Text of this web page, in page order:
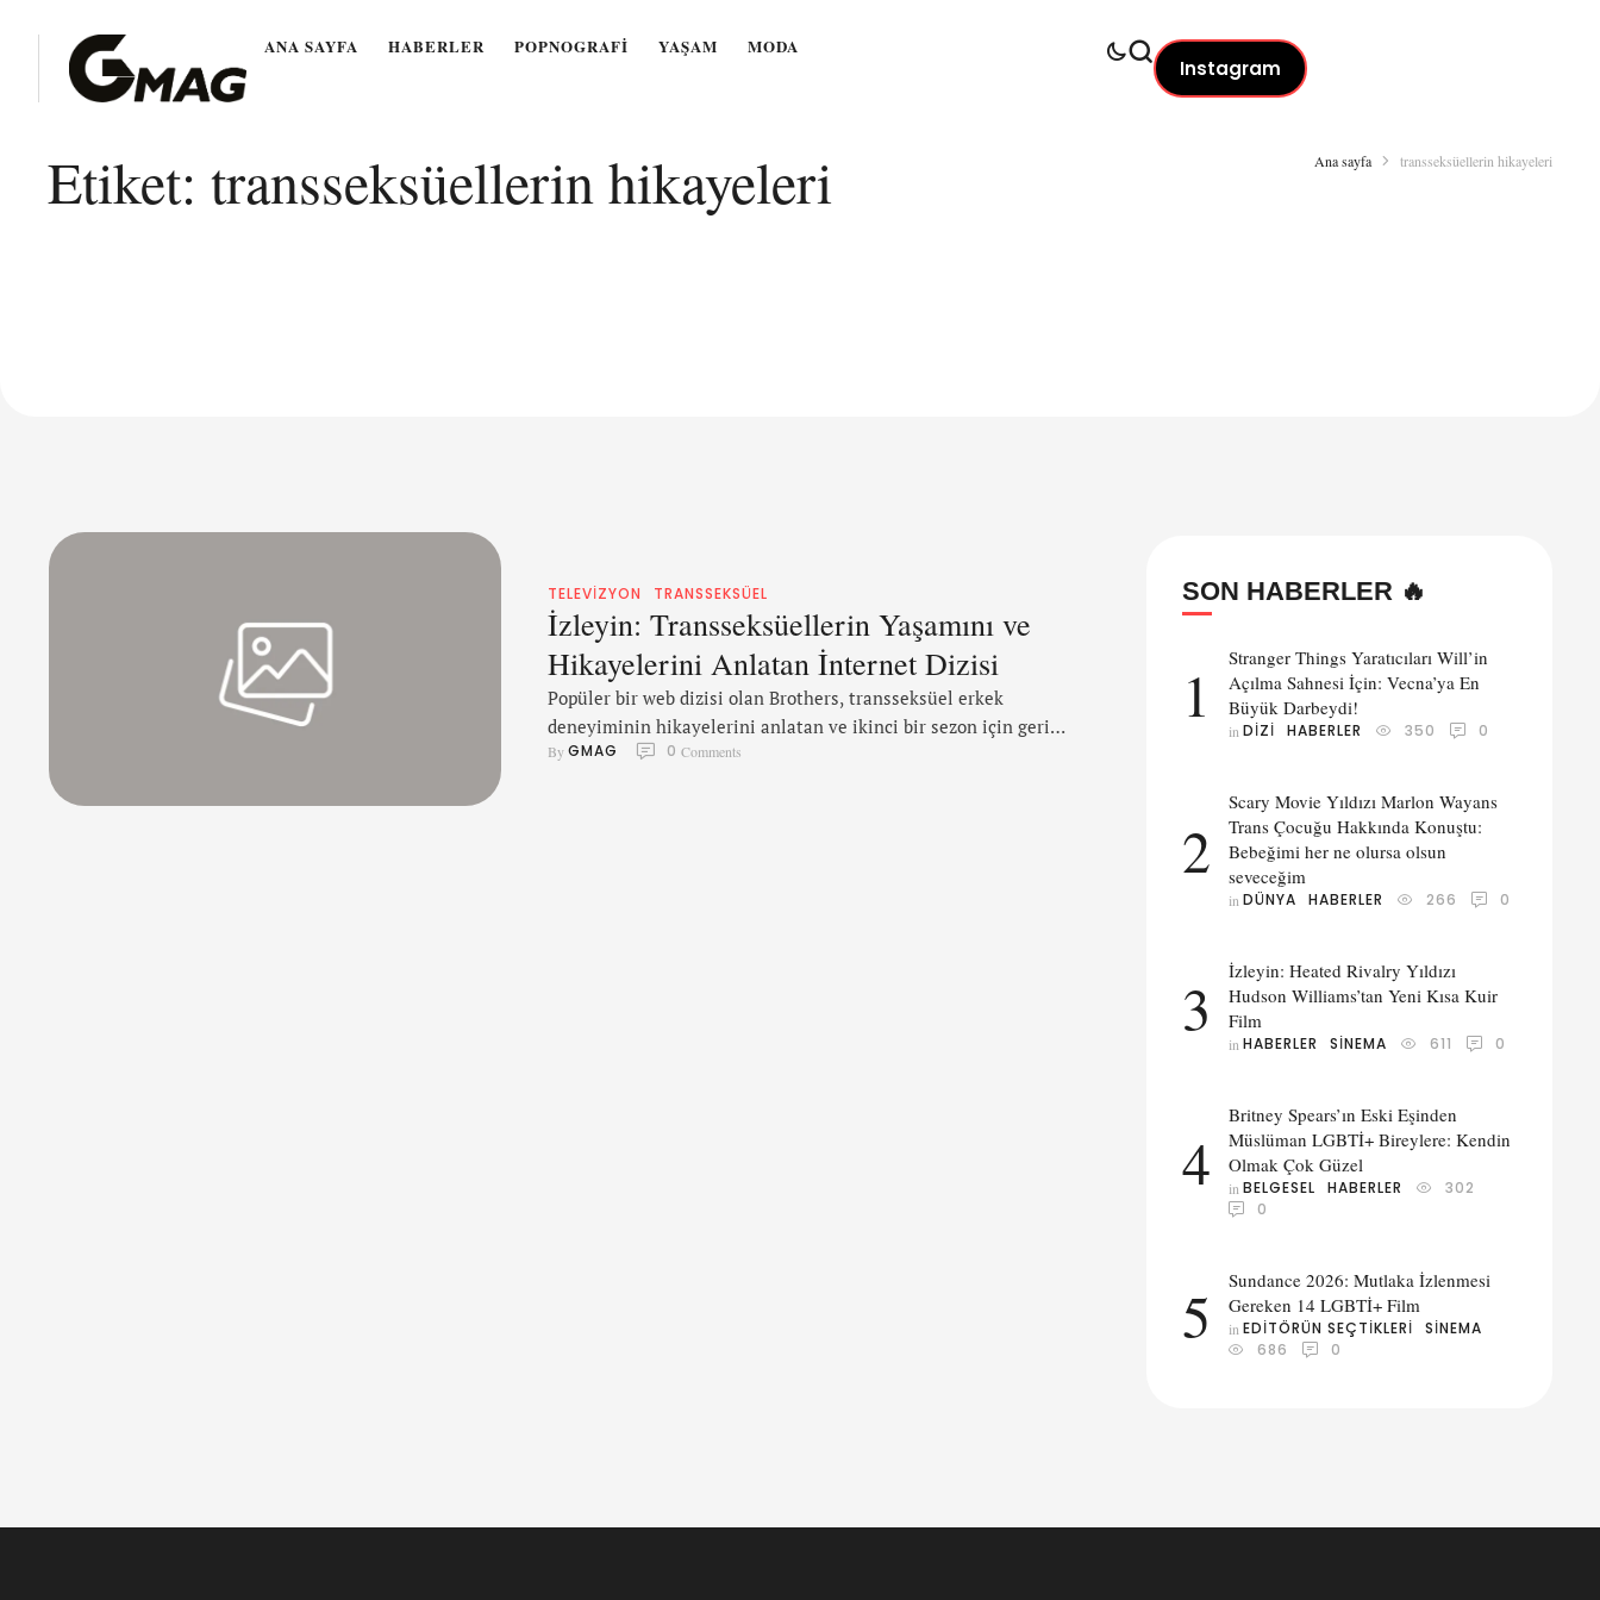
ANA SAYFA HABERLER POPNOGRAFI YAŞAM MODA
Instagram
Etiket: transseksüellerin hikayeleri Ana sayfa transseksüellerin hikayeleri
TELEVIZYON TRANSSEKSÜEL
İzleyin: Transseksüellerin Yaşamını ve
Hikayelerini Anlatan İnternet Dizisi
Popüler bir web dizisi olan Brothers, transseksüel erkek
deneyiminin hikayelerini anlatan ve ikinci bir sezon için geri
dönen türünün tek projelerinden biridir. Brothers'ın yaratıcısı ve
By GMAG 0 Comments
SON HABERLER 🔥
1
Stranger Things Yaratıcıları Will’in
Açılma Sahnesi İçin: Vecna’ya En
Büyük Darbeydi!
in DIZI HABERLER 350 0
2
Scary Movie Yıldızı Marlon Wayans
Trans Çocuğu Hakkında Konuştu:
Bebeğimi her ne olursa olsun
seveceğim
in DÜNYA HABERLER 266 0
3
İzleyin: Heated Rivalry Yıldızı
Hudson Williams’tan Yeni Kısa Kuir
Film
in HABERLER SINEMA 611 0
4
Britney Spears’ın Eski Eşinden
Müslüman LGBTİ+ Bireylere: Kendin
Olmak Çok Güzel
in BELGESEL HABERLER
302
0
5
Sundance 2026: Mutlaka İzlenmesi
Gereken 14 LGBTİ+ Film
in EDITÖRÜN SEÇTIKLERI
SINEMA
686
0